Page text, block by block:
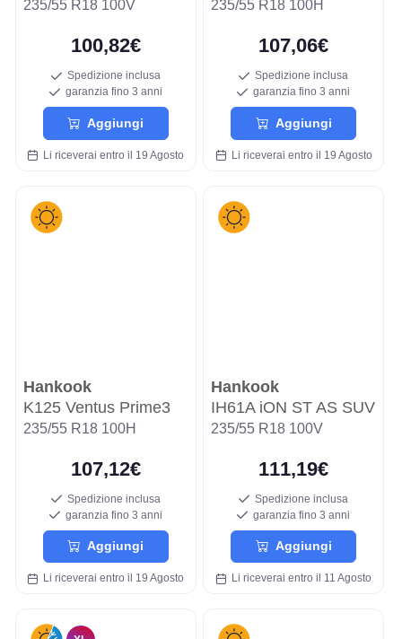
235/55 R18 100V
100,82€
Spedizione inclusa
garanzia fino 3 anni
Aggiungi
Li riceverai entro il 19 Agosto
235/55 R18 100H
107,06€
Spedizione inclusa
garanzia fino 3 anni
Aggiungi
Li riceverai entro il 19 Agosto
Hankook
K125 Ventus Prime3
235/55 R18 100H
107,12€
Spedizione inclusa
garanzia fino 3 anni
Aggiungi
Li riceverai entro il 19 Agosto
Hankook
IH61A iON ST AS SUV
235/55 R18 100V
111,19€
Spedizione inclusa
garanzia fino 3 anni
Aggiungi
Li riceverai entro il 11 Agosto